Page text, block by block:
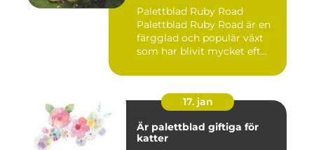
Palettblad Ruby Road
Palettblad Ruby Road är en
färgglad och populär växt
som har blivit mycket eft...
17. jan
Är palettblad giftiga för
katter